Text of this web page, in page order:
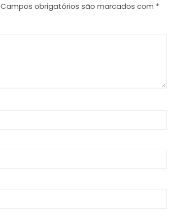
Campos obrigatórios são marcados com *